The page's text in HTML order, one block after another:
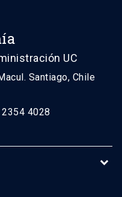
UC
Santiago, Chile
4028